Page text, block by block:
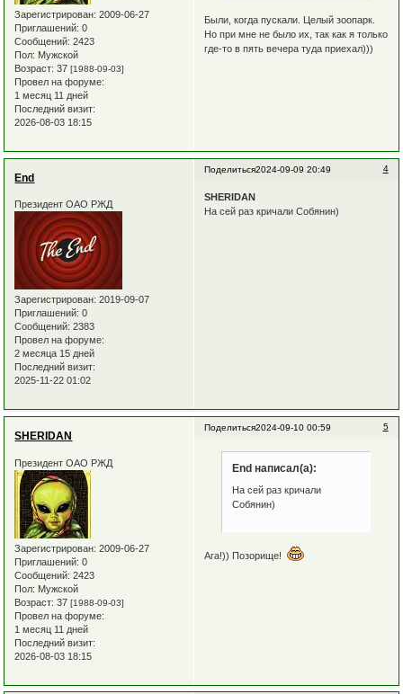
Зарегистрирован: 2009-06-27
Приглашений: 0
Сообщений: 2423
Пол: Мужской
Возраст: 37[1988-09-03]
Провел на форуме:
1 месяц 11 дней
Последний визит:
2026-08-03 18:15
Были, когда пускали. Целый зоопарк.
Но при мне не было их, так как я только
где-то в пять вечера туда приехал)))
Поделиться 4
2024-09-09 20:49
End
Президент ОАО РЖД
Зарегистрирован: 2019-09-07
Приглашений: 0
Сообщений: 2383
Провел на форуме:
2 месяца 15 дней
Последний визит:
2025-11-22 01:02
SHERIDAN
На сей раз кричали Собянин)
Поделиться 5
2024-09-10 00:59
SHERIDAN
Президент ОАО РЖД
Зарегистрирован: 2009-06-27
Приглашений: 0
Сообщений: 2423
Пол: Мужской
Возраст: 37[1988-09-03]
Провел на форуме:
1 месяц 11 дней
Последний визит:
2026-08-03 18:15
End написал(а):
На сей раз кричали
Собянин)
Ага!)) Позорище!